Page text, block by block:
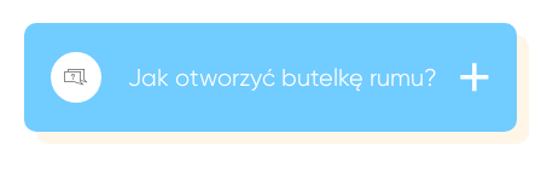
 Jak otworzyć butelkę rumu? +